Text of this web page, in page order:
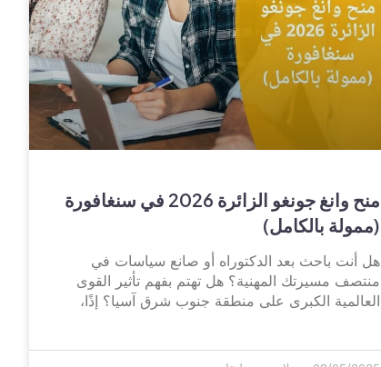
منح وانغ جونغو الزائرة 2026 في سنغافورة
(ممولة بالكامل)
هل أنت باحث بعد الدكتوراه أو صانع سياسات في
منتصف مسيرتك المهنية؟ هل تهتم بفهم تأثير القوى
العالمية الكبرى على منطقة جنوب شرق آسيا؟ إذًا،